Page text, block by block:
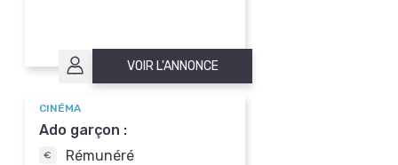
VOIR L'ANNONCE
CINÉMA
Ado garçon :
Rémunéré